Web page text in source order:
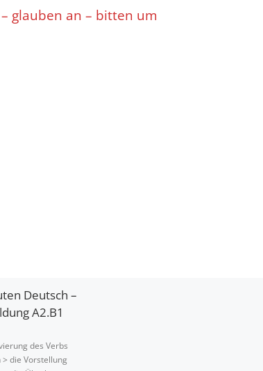
glauben an – bitten um
Deutsch –
A2.B1
des Verbs
die Vorstellung